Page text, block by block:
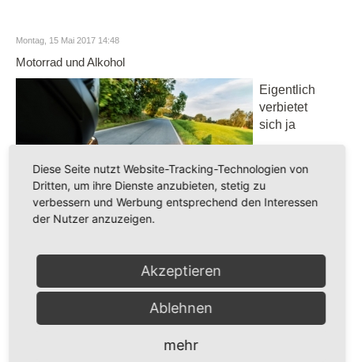
Montag, 15 Mai 2017 14:48
Motorrad und Alkohol
Eigentlich
verbietet
sich ja
schon grundsätzlich, weil die Fahrtüchtigkeit eines
Motorradfahrers nach Alkoholgenuss schon viel früher
als bei Autofahrern beeinträchtigt ist, weil schon mit
wenig Alkohol das Gleichgewichtsgefühl nicht mehr
richtig funktioniert, so dass Balance und Kurvenfahren
in solchen Situationen schnell schwierig wird.
Diese Seite nutzt Website-Tracking-Technologien von
Dritten, um ihre Dienste anzubieten, stetig zu
verbessern und Werbung entsprechend den Interessen
der Nutzer anzuzeigen.
Akzeptieren
Ablehnen
mehr